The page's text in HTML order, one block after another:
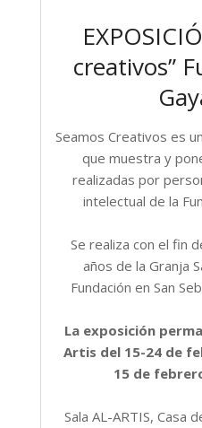
creativos”
Seamos Creativos es
que muestra y
realizadas por
intelectual de la
Se realiza con el fin
años de la Granja
Fundación en San
La exposición
Artis del 15-24 de
15 de
Sala AL-ARTIS, Casa